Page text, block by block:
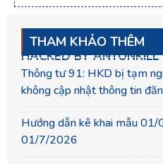
THAM KHẢO THÊM
HACKED BY ANTONKILL
Thông tư 91: HKD bị tạm
không cập nhật thông tin
Hướng dẫn kê khai mẫu
01/7/2026